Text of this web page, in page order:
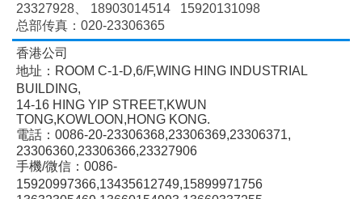
23327928、
18903014514 15920131098
总部传真：020-23306365
香港公司
地址：ROOM C-1-D,6/F,WING HING INDUSTRIAL
BUILDING,
14-16 HING YIP STREET,KWUN
TONG,KOWLOON,HONG KONG.
電話：0086-20-23306368,23306369,23306371,
23306360,23306366,23327906
手機/微信：0086-
15920997366,13435612749,15899971756